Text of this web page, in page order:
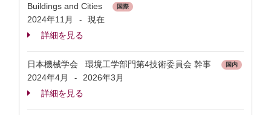
Buildings and Cities
国際
2024年11月 -
現在
詳細を見る
日本機械学会 環境工学部門第4技術委員会 幹事 国内
2024年4月 -
2026年3月
詳細を見る